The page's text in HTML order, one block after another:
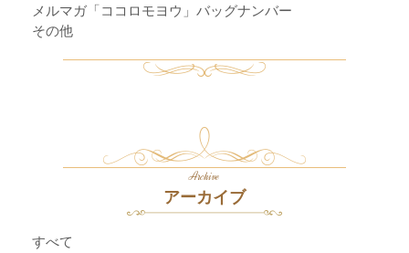
メルマガ「ココロモヨウ」バッグナンバー
その他
Archive
アーカイブ
すべて